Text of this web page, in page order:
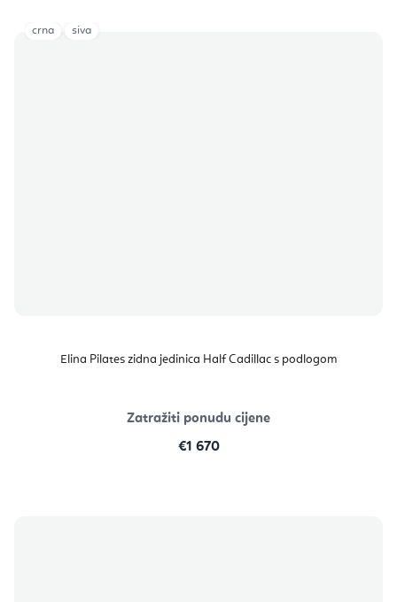
Elina Pilates zidna jedinica Half Cadillac s podlogom
Zatražiti ponudu cijene
€1 670
crna siva